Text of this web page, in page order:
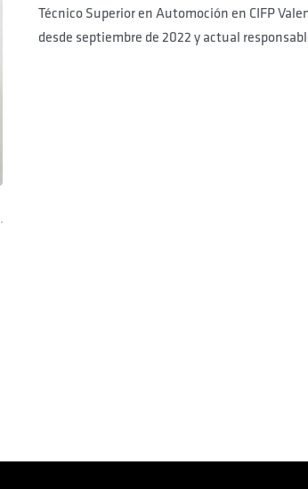
Técnico Superior en Automoción en CIFP
desde septiembre de 2022 y actual